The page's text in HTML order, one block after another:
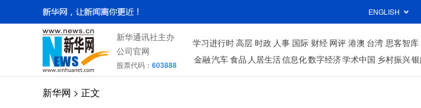
ENGLISH
新华通讯社主办
公司官网
股票代码： 603888
学习进行时高层 时政 人事 国际 财经 网评 港澳 台湾 思客智库
金融汽车食品 人居生活信息化数字经济学术中国 乡村振兴
新华网 > 正文